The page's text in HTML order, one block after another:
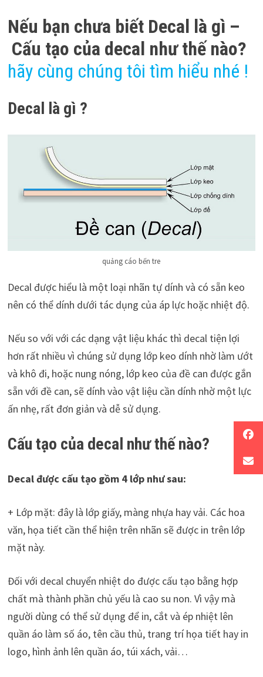
Nếu bạn chưa biết Decal là gì –
Cấu tạo của decal như thế nào?
hãy cùng chúng tôi tìm hiểu nhé !
Decal là gì ?
quảng cáo bến tre
Decal được hiểu là một loại nhãn tự dính và có sẵn keo
nên có thể dính dưới tác dụng của áp lực hoặc nhiệt độ.
Nếu so với với các dạng vật liệu khác thì decal tiện lợi
hơn rất nhiều vì chúng sử dụng lớp keo dính nhờ làm ướt
và khô đi, hoặc nung nóng, lớp keo của đề can được gắn
sẵn với đề can, sẽ dính vào vật liệu cần dính nhờ một lực
ấn nhẹ, rất đơn giản và dễ sử dụng.
Cấu tạo của decal như thế nào?
Decal được cấu tạo gồm 4 lớp như sau:
+ Lớp mặt: đây là lớp giấy, màng nhựa hay vải. Các hoa
văn, họa tiết cần thể hiện trên nhãn sẽ được in trên lớp
mặt này.
Đối với decal chuyển nhiệt do được cấu tạo bằng hợp
chất mà thành phần chủ yếu là cao su non. Vì vậy mà
người dùng có thể sử dụng để in, cắt và ép nhiệt lên
quần áo làm số áo, tên cầu thủ, trang trí họa tiết hay in
logo, hình ảnh lên quần áo, túi xách, vải…